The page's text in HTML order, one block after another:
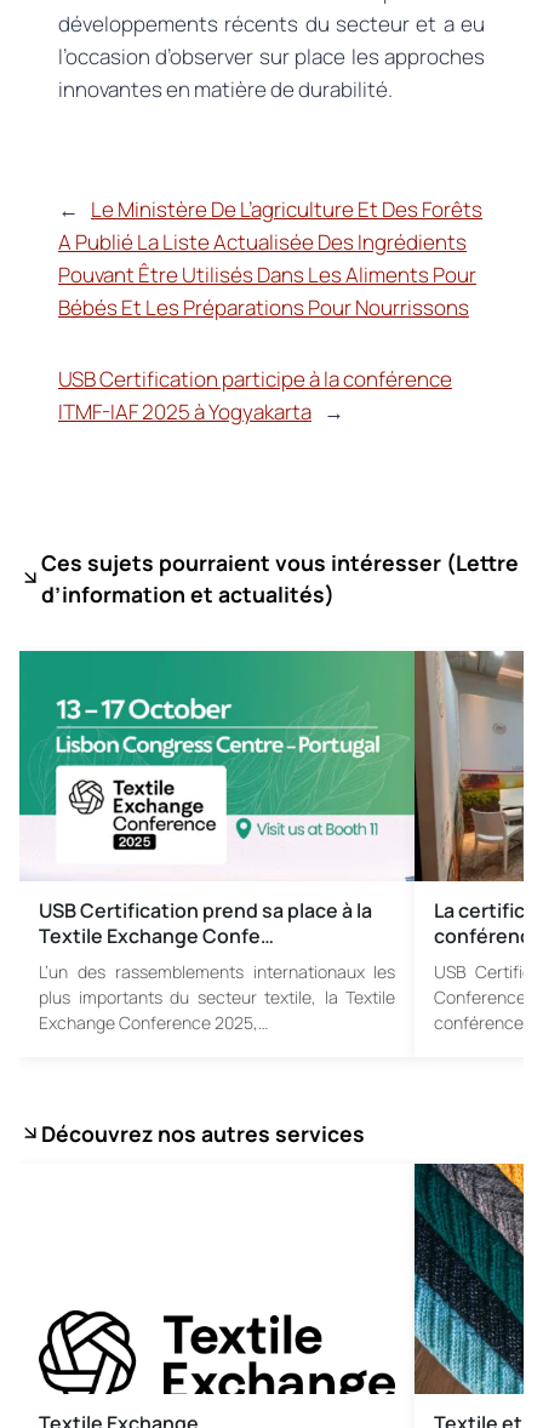
développements récents du secteur et a eu
l’occasion d’observer sur place les approches
innovantes en matière de durabilité.
←
Le Ministère De L’agriculture Et Des Forêts
A Publié La Liste Actualisée Des Ingrédients
Pouvant Être Utilisés Dans Les Aliments Pour
Bébés Et Les Préparations Pour Nourrissons
USB Certification participe à la conférence
ITMF-IAF 2025 à Yogyakarta →
Ces sujets pourraient vous intéresser (Lettre
d’information et actualités)
USB Certification prend sa place à la
Textile Exchange Confe…
L’un des rassemblements internationaux les
plus importants du secteur textile, la Textile
Exchange Conference 2025,…
La
USB
Conference
conférence…
Découvrez nos autres services